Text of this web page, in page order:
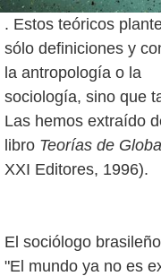
. Estos teóricos
sólo definiciones y
la antropología o la
sociología, sino que
Las hemos extraído
libro Teorías de
XXI Editores, 1996).
El sociólogo
"El mundo ya no es